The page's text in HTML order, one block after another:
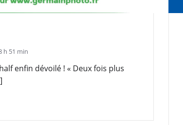
h 51 min
enfin dévoilé ! « Deux fois plus